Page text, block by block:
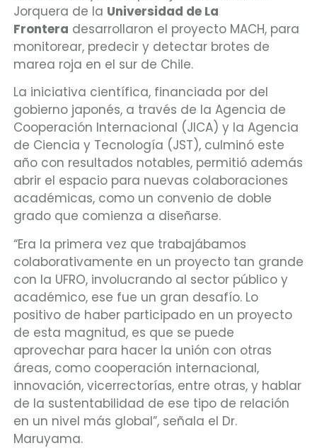
Jorquera de la Universidad de La
Frontera desarrollaron el proyecto MACH, para
monitorear, predecir y detectar brotes de
marea roja en el sur de Chile.
La iniciativa científica, financiada por del
gobierno japonés, a través de la Agencia de
Cooperación Internacional (JICA) y la Agencia
de Ciencia y Tecnología (JST), culminó este
año con resultados notables, permitió además
abrir el espacio para nuevas colaboraciones
académicas, como un convenio de doble
grado que comienza a diseñarse.
“Era la primera vez que trabajábamos
colaborativamente en un proyecto tan grande
con la UFRO, involucrando al sector público y
académico, ese fue un gran desafío. Lo
positivo de haber participado en un proyecto
de esta magnitud, es que se puede
aprovechar para hacer la unión con otras
áreas, como cooperación internacional,
innovación, vicerrectorías, entre otras, y hablar
de la sustentabilidad de ese tipo de relación
en un nivel más global”, señala el Dr.
Maruyama.